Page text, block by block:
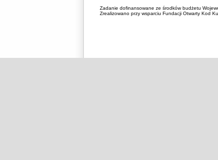
Zadanie dofinansowane ze środków budżetu
Zrealizowano przy wsparciu Fundacji Otwarty Kod